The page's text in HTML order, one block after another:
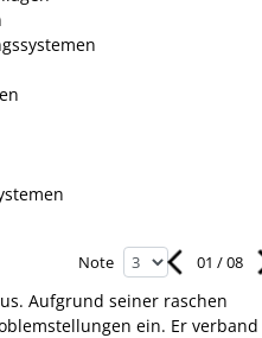
Note 01 /08
Aufgrund seiner raschen
ein. Er verband